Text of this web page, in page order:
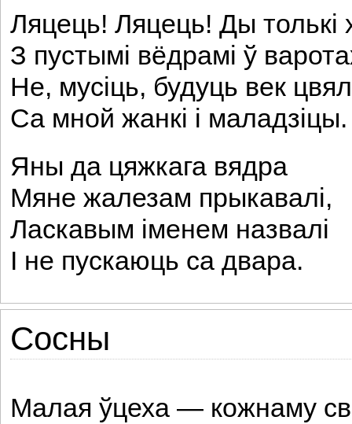
Ляцець! Ляцець! Ды толькі
З пустымі вёдрамі ў
He, мусіць, будуць век
Са мной жанкі і маладзіцы.
Яны да цяжкага вядра
Мяне жалезам прыкавалі,
Ласкавым іменем назвалі
I не пускаюць са двара.
Сосны
Малая ўцеха — кожнаму